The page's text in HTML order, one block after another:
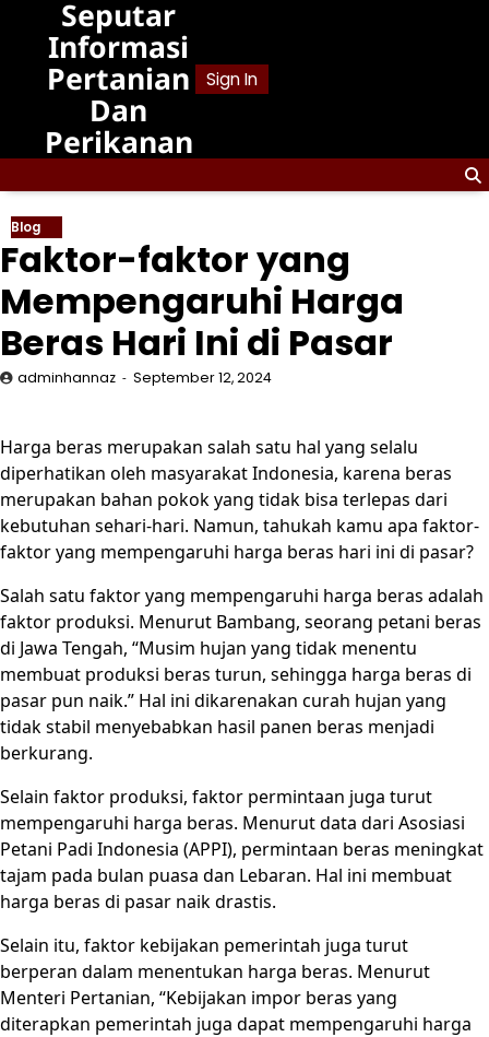
content
Seputar
Informasi
Pertanian
Dan
Perikanan
Sign In
Blog
Faktor-faktor yang
Mempengaruhi Harga
Beras Hari Ini di Pasar
adminhannaz September 12, 2024
Harga beras merupakan salah satu hal yang selalu
diperhatikan oleh masyarakat Indonesia, karena beras
merupakan bahan pokok yang tidak bisa terlepas dari
kebutuhan sehari-hari. Namun, tahukah kamu apa faktor-
faktor yang mempengaruhi harga beras hari ini di pasar?
Salah satu faktor yang mempengaruhi harga beras adalah
faktor produksi. Menurut Bambang, seorang petani beras
di Jawa Tengah, “Musim hujan yang tidak menentu
membuat produksi beras turun, sehingga harga beras di
pasar pun naik.” Hal ini dikarenakan curah hujan yang
tidak stabil menyebabkan hasil panen beras menjadi
berkurang.
Selain faktor produksi, faktor permintaan juga turut
mempengaruhi harga beras. Menurut data dari Asosiasi
Petani Padi Indonesia (APPI), permintaan beras meningkat
tajam pada bulan puasa dan Lebaran. Hal ini membuat
harga beras di pasar naik drastis.
Selain itu, faktor kebijakan pemerintah juga turut
berperan dalam menentukan harga beras. Menurut
Menteri Pertanian, “Kebijakan impor beras yang
diterapkan pemerintah juga dapat mempengaruhi harga